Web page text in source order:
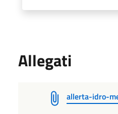
Allegati
allerta-idro-